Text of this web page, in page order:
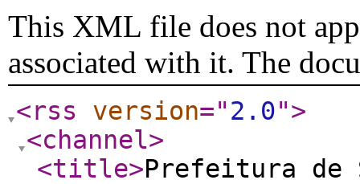
This XML file does not
associated with it. The
<rss version="2.0">
<channel>
<title>Prefeitura de